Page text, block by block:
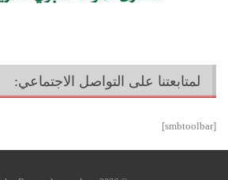
لمتابعتنا على التواصل الاجتماعي:
[smbtoolbar]